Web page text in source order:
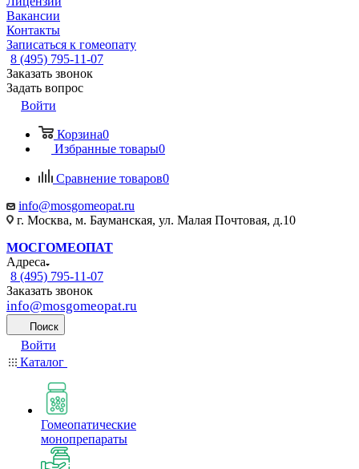
Вакансии
Контакты
Записаться к гомеопату
8 (495) 795-11-07
Заказать звонок
Задать вопрос
Войти
Корзина0
Избранные товары0
Сравнение товаров0
info@mosgomeopat.ru
г. Москва, м. Бауманская, ул. Малая Почтовая, д.10
МОСГОМЕОПАТ
Адреса
8 (495) 795-11-07
Заказать звонок
info@mosgomeopat.ru
Поиск
Войти
Каталог
Гомеопатические
монопрепараты